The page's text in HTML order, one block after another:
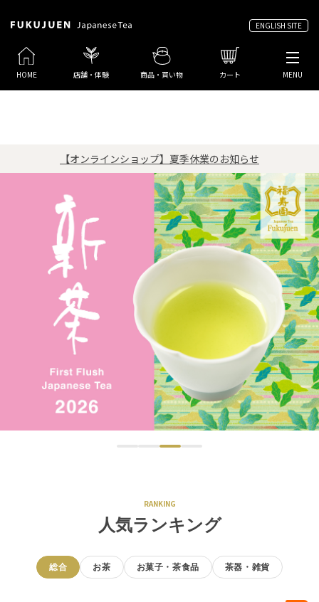
ENGLISH SITE
HOME 店舗・体験 商品・買い物 カート MENU
【オンラインショップ】夏季休業のお知らせ
RANKING
人気ランキング
総合 お茶 お菓子・茶食品 茶器・雑貨